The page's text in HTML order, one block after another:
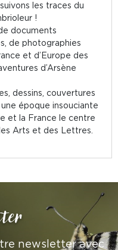
les traces du
!
documents
de photographies
et d’Europe des
d’Arsène
dessins, couvertures
époque insouciante
et la France le centre
Arts et des Lettres.
newsletter avec